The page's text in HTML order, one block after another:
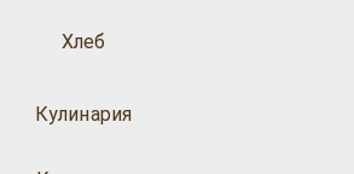
Хлеб
Кулинария